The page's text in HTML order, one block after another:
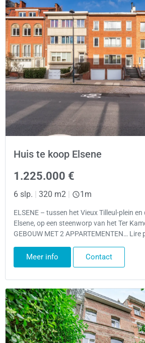
Huis te koop Elsene
1.225.000 €
6 slp. | 320 m2 | 1m
ELSENE – tussen het Vieux Tilleul-plein
Elsene, op een steenworp van het Ter
GEBOUW MET 2 APPARTEMENTEN… Lire
Meer info Contact